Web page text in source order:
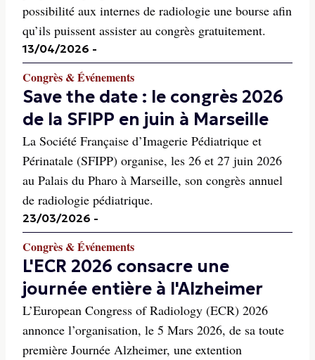
possibilité aux internes de radiologie une bourse afin
qu’ils puissent assister au congrès gratuitement.
13/04/2026 -
Congrès & Événements
Save the date : le congrès 2026
de la SFIPP en juin à Marseille
La Société Française d’Imagerie Pédiatrique et
Périnatale (SFIPP) organise, les 26 et 27 juin 2026
au Palais du Pharo à Marseille, son congrès annuel
de radiologie pédiatrique.
23/03/2026 -
Congrès & Événements
L'ECR 2026 consacre une
journée entière à l'Alzheimer
L’European Congress of Radiology (ECR) 2026
annonce l’organisation, le 5 Mars 2026, de sa toute
première Journée Alzheimer, une extention